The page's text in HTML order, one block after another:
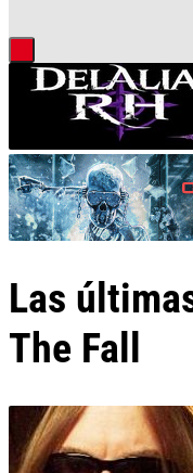
Las
The Fall